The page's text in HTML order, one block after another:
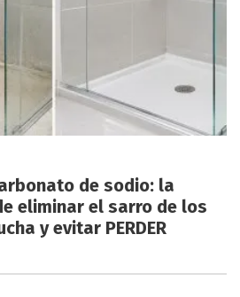
de sodio: la
eliminar el sarro de los
y evitar PERDER